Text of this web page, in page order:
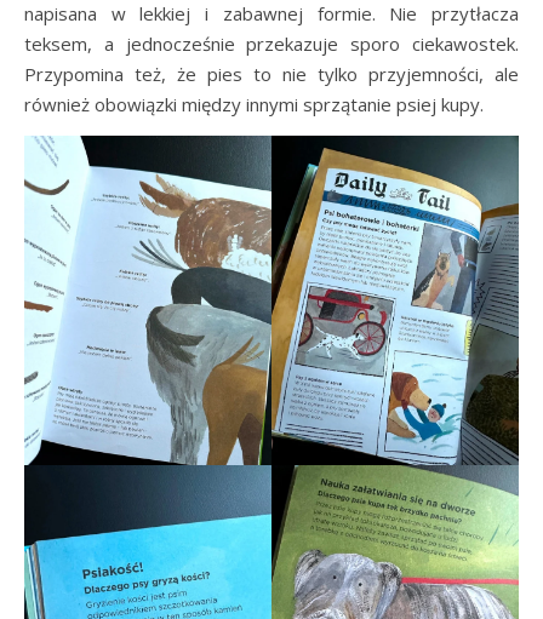
napisana w lekkiej i zabawnej formie. Nie przytłacza
teksem, a jednocześnie przekazuje sporo ciekawostek.
Przypomina też, że pies to nie tylko przyjemności, ale
również obowiązki między innymi sprzątanie psiej kupy.